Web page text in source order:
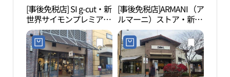
[事後免税店] SI g-cut・新
世界サイモンプレミアム
アウトレットプサン（釜
山）店(지컷 신세계사이
먼프리미엄아울렛 부산
점)
[事後免税店]ARMANI（ア
ルマーニ）ストア・新世
界サイモンプレミアムア
ウトレットプサン（釜
山）店(아르마니 스토어
신세계사이먼프리미엄아
울렛 부산점)